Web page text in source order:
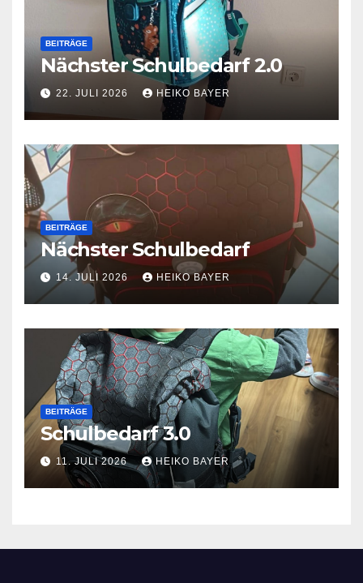
BEITRÄGE
Nächster Schulbedarf 2.0
22. JULI 2026 HEIKO BAYER
BEITRÄGE
Nächster Schulbedarf
14. JULI 2026 HEIKO BAYER
BEITRÄGE
Schulbedarf 3.0
11. JULI 2026 HEIKO BAYER